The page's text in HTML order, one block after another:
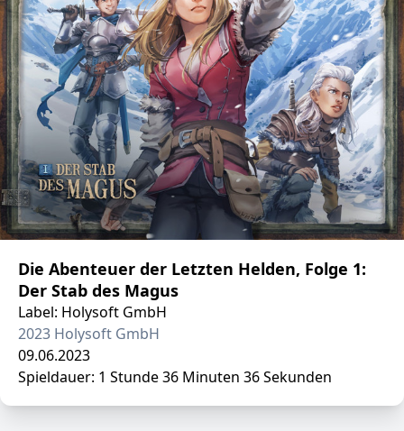
Die Abenteuer der Letzten Helden, Folge 1:
Der Stab des Magus
Label: Holysoft GmbH
2023 Holysoft GmbH
09.06.2023
Spieldauer: 1 Stunde 36 Minuten 36 Sekunden